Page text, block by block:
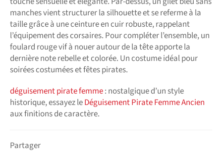
manches vient structurer la silhouette et se referme à la
taille grâce à une ceinture en cuir robuste, rappelant
l’équipement des corsaires. Pour compléter l’ensemble, un
foulard rouge vif à nouer autour de la tête apporte la
dernière note rebelle et colorée. Un costume idéal pour
soirées costumées et fêtes pirates.
déguisement pirate femme: nostalgique d’un style
historique, essayez leDéguisement Pirate Femme Ancien
aux finitions de caractère.
Partager